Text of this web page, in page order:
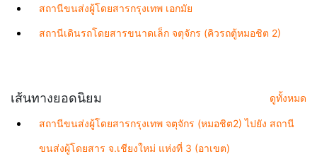
สถานีขนส่งผู้โดยสารกรุงเทพ เอกมัย
สถานีเดินรถโดยสารขนาดเล็ก จตุจักร (คิวรถตู้หมอชิต 2)
เส้นทางยอดนิยม ดูทั้งหมด
สถานีขนส่งผู้โดยสารกรุงเทพ จตุจักร (หมอชิต2) ไปยัง สถานี
ขนส่งผู้โดยสาร จ.เชียงใหม่ แห่งที่ 3 (อาเขต)